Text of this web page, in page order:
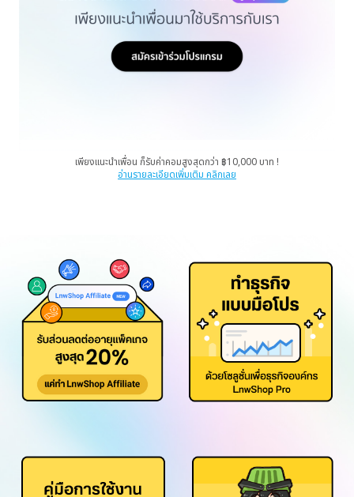
เพียงแนะนำเพื่อน ก็รับค่าคอมสูงสุดกว่า ฿10,000 บาท !
อ่านรายละเอียดเพิ่มเติม คลิกเลย